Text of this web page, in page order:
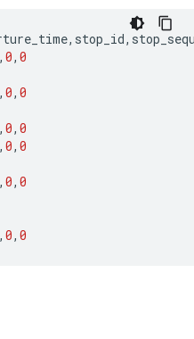
, stop_id,
, 0, 0
, 0, 0
, 0, 0
, 0, 0
, 0, 0
, 0, 0